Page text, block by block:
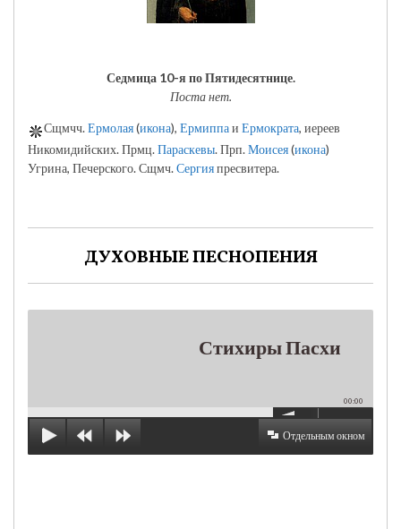
Седмица 10-я по Пятидесятнице.
Поста нет.
Сщмчч.Ермолая(икона), Ермиппаи Ермократа, иереев
Никомидийских. Прмц.Параскевы. Прп.Моисея(икона)
Угрина, Печерского. Сщмч.Сергияпресвитера.
ДУХОВНЫЕ ПЕСНОПЕНИЯ
Стихиры Пасхи
00:00
Отдельным окном